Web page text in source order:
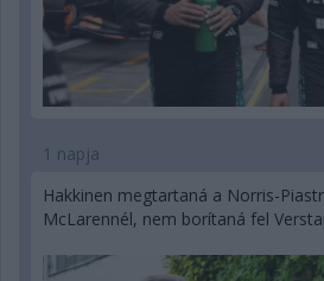
1 napja
Hakkinen megtartaná a Norris-
McLarennél, nem borítaná fel